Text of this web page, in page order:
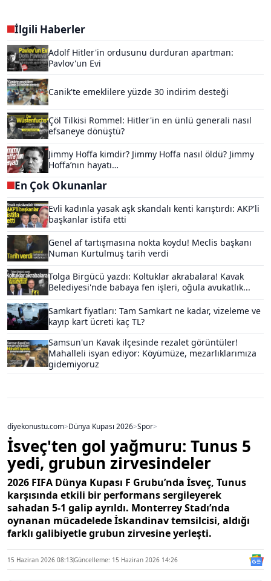
İlgili Haberler
Adolf Hitler'in ordusunu durduran apartman:
Pavlov'un Evi
Canik'te emeklilere yüzde 30 indirim desteği
Çöl Tilkisi Rommel: Hitler'in en ünlü generali nasıl
efsaneye dönüştü?
Jimmy Hoffa kimdir? Jimmy Hoffa nasıl öldü? Jimmy
Hoffa’nın hayatı…
En Çok Okunanlar
Evli kadınla yasak aşk skandalı kenti karıştırdı: AKP'li
başkanlar istifa etti
Genel af tartışmasına nokta koydu! Meclis başkanı
Numan Kurtulmuş tarih verdi
Tolga Birgücü yazdı: Koltuklar akrabalara! Kavak
Belediyesi'nde babaya fen işleri, oğula avukatlık...
Samkart fiyatları: Tam Samkart ne kadar, vizeleme ve
kayıp kart ücreti kaç TL?
Samsun'un Kavak ilçesinde rezalet görüntüler!
Mahalleli isyan ediyor: Köyümüze, mezarlıklarımıza
gidemiyoruz
diyekonustu.com>Dünya Kupası 2026>Spor>
İsveç'ten gol yağmuru: Tunus 5
yedi, grubun zirvesindeler
2026 FIFA Dünya Kupası F Grubu’nda İsveç, Tunus
karşısında etkili bir performans sergileyerek
sahadan 5-1 galip ayrıldı. Monterrey Stadı’nda
oynanan mücadelede İskandinav temsilcisi, aldığı
farklı galibiyetle grubun zirvesine yerleşti.
15 Haziran 2026 08:13Güncelleme: 15 Haziran 2026 14:26